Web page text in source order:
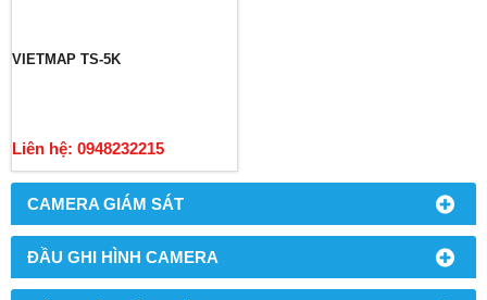
CAMERA GIÁM SÁT
ĐẦU GHI HÌNH CAMERA
VIETMAP TS-5K
Liên hệ: 0948232215